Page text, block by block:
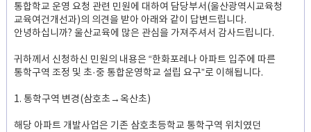
통합학교 운영 요청 관련 민원에 대하여 담당부서(울산광역시교육청
교육여건개선과)의 의견을 받아 아래와 같이 답변드립니다.
안녕하십니까? 울산교육에 많은 관심을 가져주셔서 감사드립니다.
귀하께서 신청하신 민원의 내용은 “한화포레나 아파트 입주에 따른
통학구역 조정 및 초·중 통합운영학교 설립 요구”로 이해됩니다.
1. 통학구역 변경(삼호초→옥산초)
해당 아파트 개발사업은 기존 삼호초등학교 통학구역 위치였던